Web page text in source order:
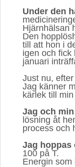
Under den
Hjärnhälsan
Den
till att hon i
igen och fick
januari
Just nu,
Jag känner
kärlek till
Jag och min
lösning åt
process och
Jag hoppas
100 på T.
Energin